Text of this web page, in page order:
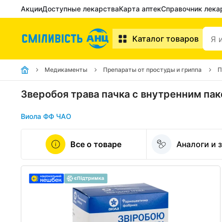
АкцииДоступные лекарстваКарта аптекСправочник
Каталог товаров
Медикаменты Препараты от простуды и гриппа
Зверобоя трава пачка с внутренним
Виола ФФ ЧАО
Все о товаре Аналоги и